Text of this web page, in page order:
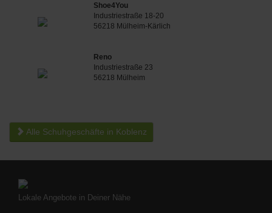
Shoe4You
Industriestraße 18-20
56218 Mülheim-Kärlich
Reno
Industriestraße 23
56218 Mülheim
Alle Schuhgeschäfte in Koblenz
Lokale Angebote in Deiner Nähe